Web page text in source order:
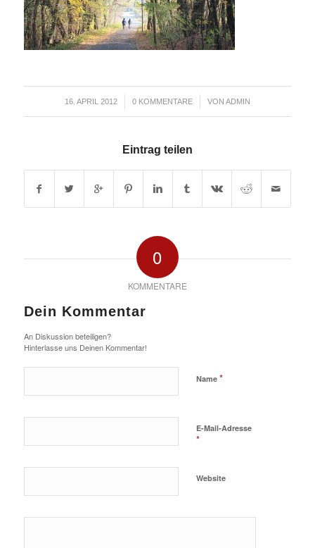
16. APRIL 2012
/ 0 KOMMENTARE
/ VON ADMIN
Eintrag teilen
0
KOMMENTARE
Dein Kommentar
An Diskussion beteiligen?
Hinterlasse uns Deinen Kommentar!
Name *
E-Mail-Adresse
*
Website